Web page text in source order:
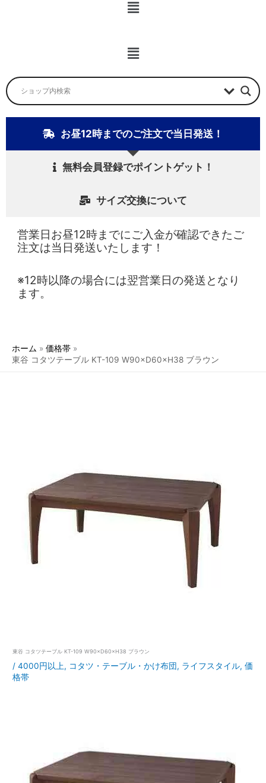
ニ
メ
ニ
ュ
お昼12時までのご注文で当日発送！
無料会員登録でポイントゲット！
サイズ交換について
営業日お昼12時までにご入金が確認できたご
注文は当日発送いたします！
※12時以降の場合には翌営業日の発送となり
ます。
ホーム
価格帯
東谷 コタツテーブル KT-109 W90×D60×H38 ブラウン
東谷 コタツテーブル KT-109 W90×D60×H38 ブラウン
/4000円以上, コタツ・テーブル・かけ布団, ライフスタイル,価
格帯